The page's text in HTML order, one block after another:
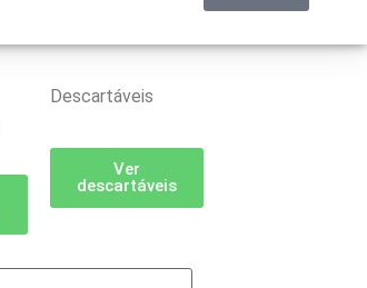
Descartáveis
Ver
descartáveis